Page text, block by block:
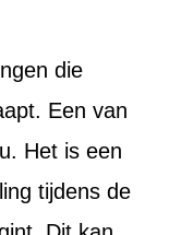
die
Een van
Het is een
tijdens de